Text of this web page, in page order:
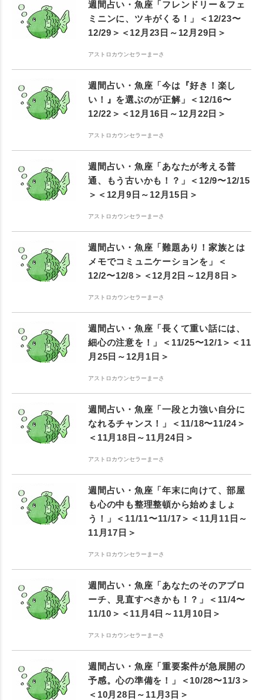
週間占い・魚座「フレンドリー＆フェ
ミニンに、ツキがくる！」＜12/23〜
12/29＞＜12月23日～12月29日＞
アストロカウンセラーまーさ
週間占い・魚座「今は『好き！楽し
い！』を選ぶのが正解」＜12/16〜
12/22＞＜12月16日～12月22日＞
アストロカウンセラーまーさ
週間占い・魚座「あなたが考える普
通、もう古いかも！？」＜12/9〜12/15
＞＜12月9日～12月15日＞
アストロカウンセラーまーさ
週間占い・魚座「難題あり！家族とは
メモでコミュニケーションを」＜
12/2〜12/8＞＜12月2日～12月8日＞
アストロカウンセラーまーさ
週間占い・魚座「長くて重い話には、
細心の注意を！」＜11/25〜12/1＞＜11
月25日～12月1日＞
アストロカウンセラーまーさ
週間占い・魚座「一段と力強い自分に
なれるチャンス！」＜11/18〜11/24＞
＜11月18日～11月24日＞
アストロカウンセラーまーさ
週間占い・魚座「年末に向けて、部屋
も心の中も整理整頓から始めましょ
う！」＜11/11〜11/17＞＜11月11日～
11月17日＞
アストロカウンセラーまーさ
週間占い・魚座「あなたのそのアプロ
ーチ、見直すべきかも！？」＜11/4〜
11/10＞＜11月4日～11月10日＞
アストロカウンセラーまーさ
週間占い・魚座「重要案件が急展開の
予感。心の準備を！」＜10/28〜11/3＞
＜10月28日～11月3日＞